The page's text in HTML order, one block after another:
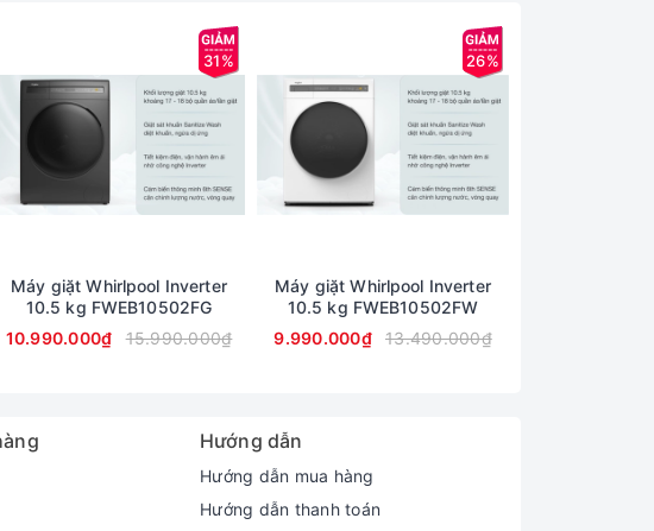
có trên 7 thành viên.
hỗn hợp thích hợp với nhu cầu giặt giũ thông thường tại
31%
Máy giặt Whirlpool Inverter
10.5 kg FWEB10502FG
10.990.000₫
15.990.000₫
26%
Máy giặt Whirlpool Inverter
10.5 kg FWEB10502FW
9.990.000₫
13.490.000₫
Hướng dẫn
Hướng dẫn mua hàng
Hướng dẫn thanh toán